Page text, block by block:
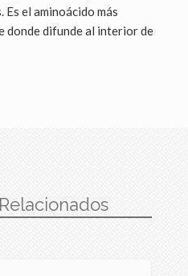
el aminoácido más
donde difunde al interior de